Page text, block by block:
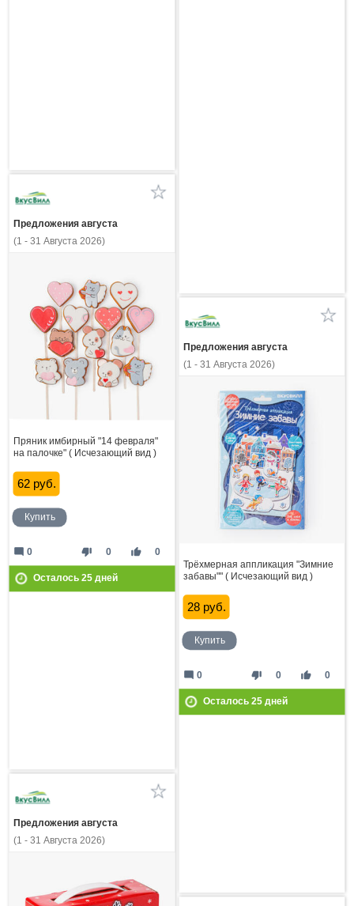
Предложения августа
(1 - 31 Августа 2026)
Пряник имбирный "14 февраля"
на палочке" ( Исчезающий вид )
62 руб.
Купить
thumb_down 0 thumb_up 0
mode_comment 0
Осталось 25дней
Предложения августа
(1 - 31 Августа 2026)
Трёхмерная аппликация "Зимние
забавы"" ( Исчезающий вид )
28 руб.
Купить
thumb_down 0 thumb_up 0
mode_comment 0
Осталось 25дней
Предложения августа
(1 - 31 Августа 2026)